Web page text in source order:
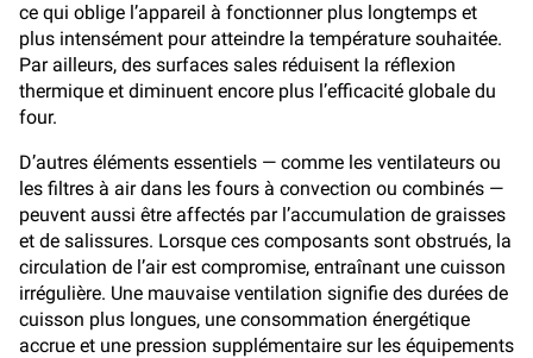
ce qui oblige l’appareil à fonctionner plus longtemps et
plus intensément pour atteindre la température souhaitée.
Par ailleurs, des surfaces sales réduisent la réflexion
thermique et diminuent encore plus l’efficacité globale du
four.
D’autres éléments essentiels — comme les ventilateurs ou
les filtres à air dans les fours à convection ou combinés —
peuvent aussi être affectés par l’accumulation de graisses
et de salissures. Lorsque ces composants sont obstrués, la
circulation de l’air est compromise, entraînant une cuisson
irrégulière. Une mauvaise ventilation signifie des durées de
cuisson plus longues, une consommation énergétique
accrue et une pression supplémentaire sur les équipements